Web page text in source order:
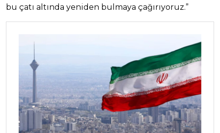
bu çatı altında yeniden bulmaya çağırıyoruz.”